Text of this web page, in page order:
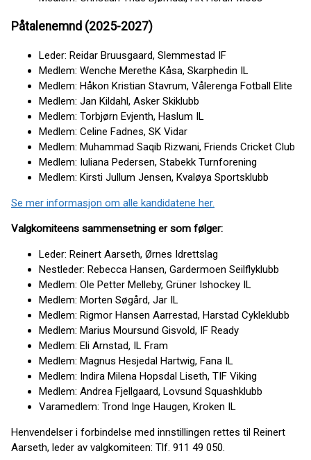
Påtalenemnd (2025-2027)
Leder: Reidar Bruusgaard, Slemmestad IF
Medlem: Wenche Merethe Kåsa, Skarphedin IL
Medlem: Håkon Kristian Stavrum, Vålerenga Fotball Elite
Medlem: Jan Kildahl, Asker Skiklubb
Medlem: Torbjørn Evjenth, Haslum IL
Medlem: Celine Fadnes, SK Vidar
Medlem: Muhammad Saqib Rizwani, Friends Cricket Club
Medlem: Iuliana Pedersen, Stabekk Turnforening
Medlem: Kirsti Jullum Jensen, Kvaløya Sportsklubb
Se mer informasjon om alle kandidatene her.
Valgkomiteens sammensetning er som følger:
Leder: Reinert Aarseth, Ørnes Idrettslag
Nestleder: Rebecca Hansen, Gardermoen Seilflyklubb
Medlem: Ole Petter Melleby, Grüner Ishockey IL
Medlem: Morten Søgård, Jar IL
Medlem: Rigmor Hansen Aarrestad, Harstad Cykleklubb
Medlem: Marius Moursund Gisvold, IF Ready
Medlem: Eli Arnstad, IL Fram
Medlem: Magnus Hesjedal Hartwig, Fana IL
Medlem: Indira Milena Hopsdal Liseth, TIF Viking
Medlem: Andrea Fjellgaard, Lovsund Squashklubb
Varamedlem: Trond Inge Haugen, Kroken IL
Henvendelser i forbindelse med innstillingen rettes til Reinert
Aarseth, leder av valgkomiteen: Tlf. 911 49 050.